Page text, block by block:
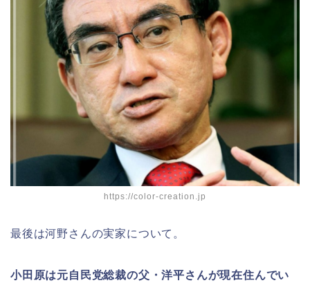
https://color-creation.jp
最後は河野さんの実家について。
小田原は元自民党総裁の父・洋平さんが現在住んでい